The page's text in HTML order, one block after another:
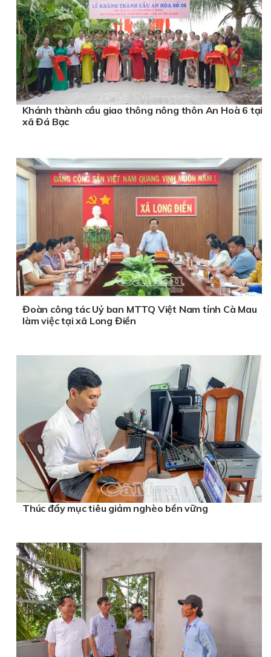
Khánh thành cầu giao thông nông thôn An Hoà 6 tại
xã Đá Bạc
Đoàn công tác Uỷ ban MTTQ Việt Nam tỉnh Cà Mau
làm việc tại xã Long Điền
Thúc đẩy mục tiêu giảm nghèo bền vững